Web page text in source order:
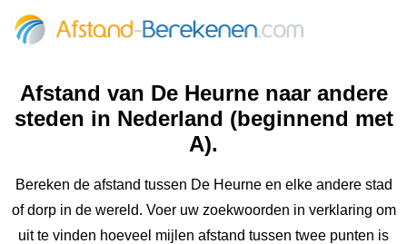
Afstand van De Heurne naar andere
steden in Nederland (beginnend met
A).
Bereken de afstand tussen De Heurne en elke andere stad
of dorp in de wereld. Voer uw zoekwoorden in verklaring om
uit te vinden hoeveel mijlen afstand tussen twee punten is